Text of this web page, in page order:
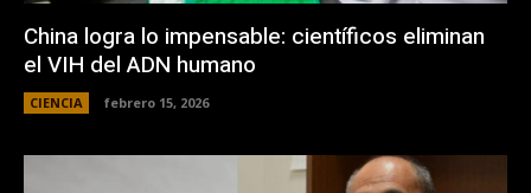
China logra lo impensable: científicos eliminan
el VIH del ADN humano
CIENCIA febrero 15, 2026